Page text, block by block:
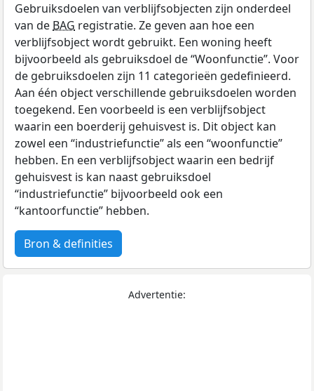
Gebruiksdoelen van verblijfsobjecten zijn onderdeel
van deBAG registratie. Ze geven aan hoe een
verblijfsobject wordt gebruikt. Een woning heeft
bijvoorbeeld als gebruiksdoel de “Woonfunctie”. Voor
de gebruiksdoelen zijn 11 categorieën gedefinieerd.
Aan één object verschillende gebruiksdoelen worden
toegekend. Een voorbeeld is een verblijfsobject
waarin een boerderij gehuisvest is. Dit object kan
zowel een “industriefunctie” als een “woonfunctie”
hebben. En een verblijfsobject waarin een bedrijf
gehuisvest is kan naast gebruiksdoel
“industriefunctie” bijvoorbeeld ook een
“kantoorfunctie” hebben.
Bron & definities
Advertentie: